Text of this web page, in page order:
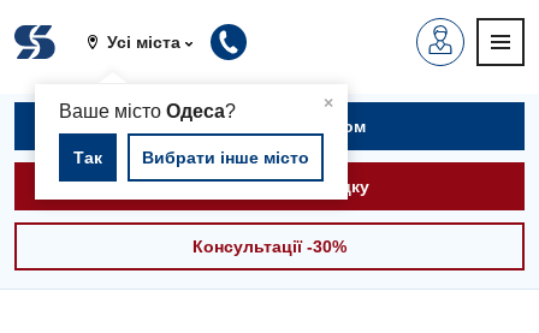
Усі міста
×
Ваше містоОдеса?
Так Вибрати інше місто
Записатися на прийом
Викликати швидку
Консультації -30%